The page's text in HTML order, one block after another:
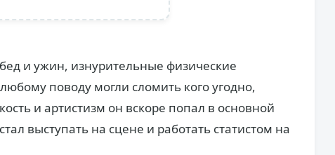
и ужин, изнурительные физические
поводу могли сломить кого угодно,
и артистизм он вскоре попал в основной
выступать на сцене и работать статистом на